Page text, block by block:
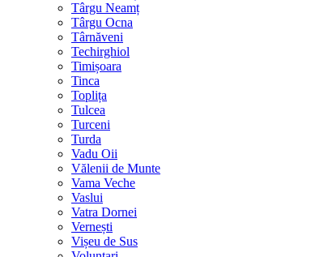
Târgu Neamț
Târgu Ocna
Târnăveni
Techirghiol
Timișoara
Tinca
Toplița
Tulcea
Turceni
Turda
Vadu Oii
Vălenii de Munte
Vama Veche
Vaslui
Vatra Dornei
Vernești
Vișeu de Sus